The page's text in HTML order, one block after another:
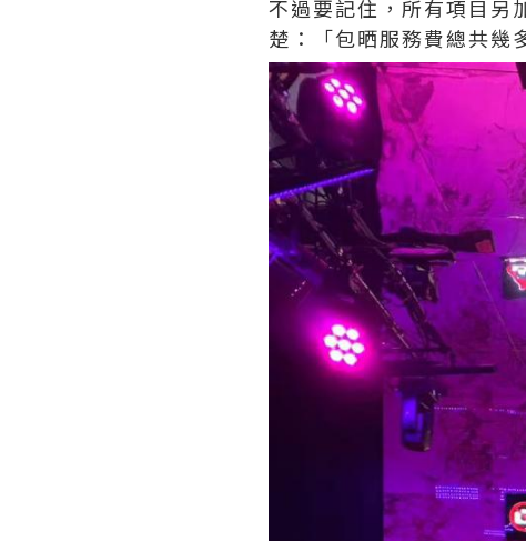
不過要記住，所有項目另
楚：「包晒服務費總共幾